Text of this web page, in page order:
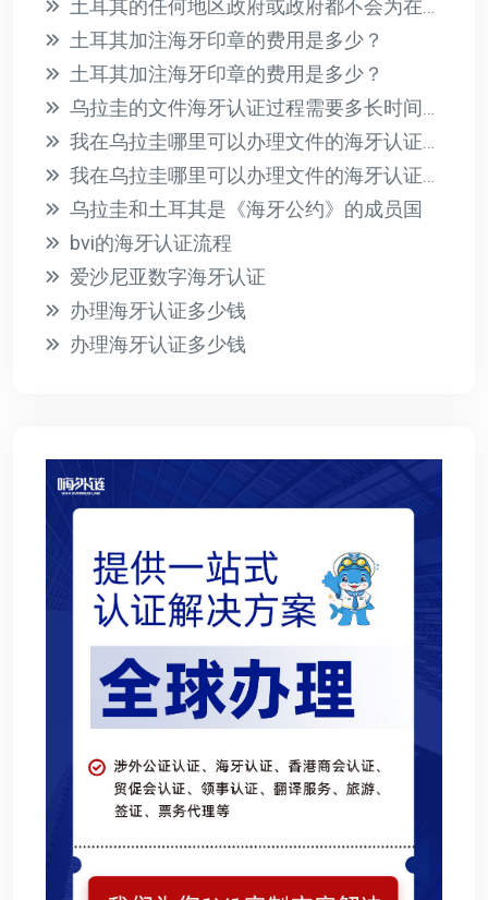
土耳其的任何地区政府或政府都不会为在国外收到的文件提供海牙认证
土耳其加注海牙印章的费用是多少？
土耳其加注海牙印章的费用是多少？
乌拉圭的文件海牙认证过程需要多长时间？此过程的相关费用是多少？
我在乌拉圭哪里可以办理文件的海牙认证？有哪些必要的要求？
我在乌拉圭哪里可以办理文件的海牙认证？有哪些必要的要求？
乌拉圭和土耳其是《海牙公约》的成员国
bvi的海牙认证流程
爱沙尼亚数字海牙认证
办理海牙认证多少钱
办理海牙认证多少钱